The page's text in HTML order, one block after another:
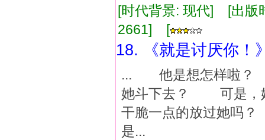
[时代背景: 现代] [出
2661] [
18. 《就是讨厌你！
... 他是想怎样啦？
她斗下去？ 可是，
干脆一点的放过她
是...